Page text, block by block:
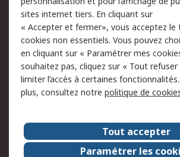
des données - Mise à
jour
Conditions générales
de vente
Campagnes marketing
A propos de RS
A propos de RS France
Le groupe RS Group Plc
Presse
sites internet tiers. En cliquant sur
« Accepter et fermer», vous acceptez
cookies non essentiels. Vous pouvez
en cliquant sur « Paramétrer mes
souhaitez pas, cliquez sur « Tout refuser
limiter l’accès à certaines
plus, consultez notre politique de
Tout accepter
Paramétrer les